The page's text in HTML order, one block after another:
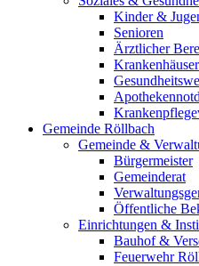
Kinder &
Senioren
Ärztlicher
Krankenhäuser
Gemeinde Röllbach
Gemeinde &
Bürgermeister
Gemeinderat
Öffentliche
Einrichtungen &
Bauhof &
Feuerwehr